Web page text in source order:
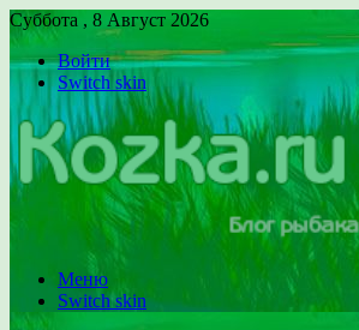
Суббота , 8 Август 2026
Войти
Switch skin
Меню
Switch skin